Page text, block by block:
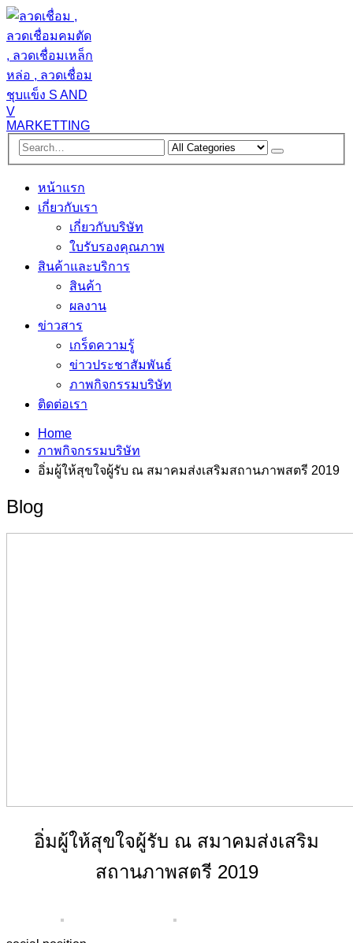
หน้าแรก
เกี่ยวกับเรา
เกี่ยวกับบริษัท
ใบรับรองคุณภาพ
สินค้าและบริการ
สินค้า
ผลงาน
ข่าวสาร
เกร็ดความรู้
ข่าวประชาสัมพันธ์
ภาพกิจกรรมบริษัท
ติดต่อเรา
Home
ภาพกิจกรรมบริษัท
อิ่มผู้ให้สุขใจผู้รับ ณ สมาคมส่งเสริมสถานภาพสตรี 2019
Blog
อิ่มผู้ให้สุขใจผู้รับ ณ สมาคมส่งเสริม
สถานภาพสตรี 2019